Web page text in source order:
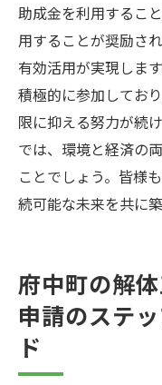
助成金を利用するこ
用することが奨励さ
有効活用が実現しま
積極的に参加してお
限に抑える努力が続
では、環境と経済の
ことでしょう。皆様
続可能な未来を共に
府中町の解
申請のステ
ド